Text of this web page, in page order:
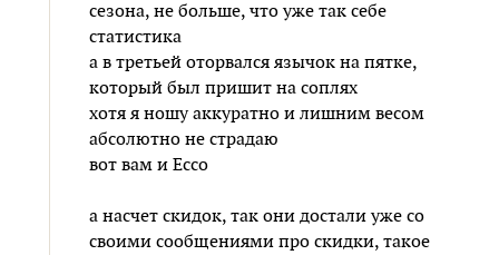
сезона, не больше, что уже так себе
статистика
а в третьей оторвался язычок на пятке,
который был пришит на соплях
хотя я ношу аккуратно и лишним весом
абсолютно не страдаю
вот вам и Ecco
а насчет скидок, так они достали уже со
своими сообщениями про скидки, такое